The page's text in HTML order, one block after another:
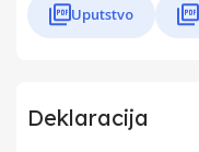
Uputstvo
Deklaracija